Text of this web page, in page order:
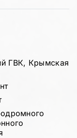
ГВК, Крымская